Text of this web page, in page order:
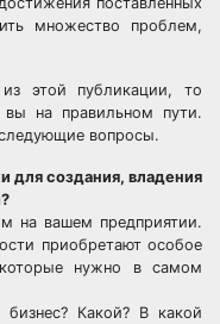
множество проблем,
этой публикации, то
на правильном пути.
вопросы.
для создания, владения
на вашем предприятии.
приобретают особое
нужно в самом
Какой? В какой